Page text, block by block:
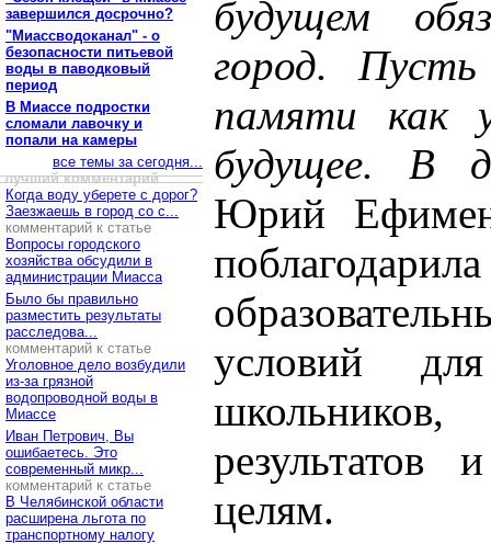
завершился досрочно?
"Миассводоканал" - о
безопасности питьевой
воды в паводковый
период
В Миассе подростки
сломали лавочку и
попали на камеры
все темы за сегодня...
лучший комментарий
Когда воду уберете с дорог?
Заезжаешь в город со с...
комментарий к статье
Вопросы городского
хозяйства обсудили в
администрации Миасса
Было бы правильно
разместить результаты
расследова...
комментарий к статье
Уголовное дело возбудили
из-за грязной
водопроводной воды в
Миассе
Иван Петрович, Вы
ошибаетесь. Это
современный микр...
комментарий к статье
В Челябинской области
расширена льгота по
транспортному налогу
будущем
город.
памяти как
будущее. В
Юрий
условий
результатов
целям.